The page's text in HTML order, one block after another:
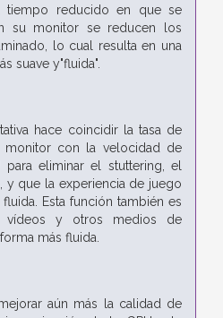
tiempo reducido en que se
su monitor se reducen los
lo cual resulta en una
suave y"fluida".
hace coincidir la tasa de
monitor con la velocidad de
eliminar el stuttering, el
y que la experiencia de juego
Esta función también es
vídeos y otros medios de
más fluida.
aún más la calidad de